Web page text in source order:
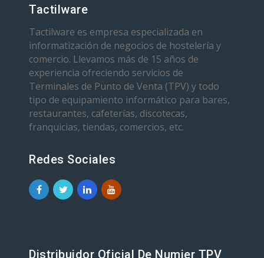
Tactilware
Tactilware es empresa especializada en
informatización de negocios de hostelería y
comercio. Llevamos más de 15 años de
experiencia ofreciendo servicios de
Terminales de Punto de Venta (TPV) y todo
tipo de equipamiento informático para bares,
restaurantes, cafeterías, discotecas,
franquicias, tiendas, comercios, etc.
Redes Sociales
Distribuidor Oficial De Numier TPV